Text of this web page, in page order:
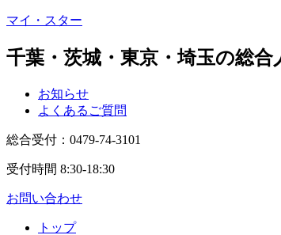
マイ・スター
千葉・茨城・東京・埼玉の総
お知らせ
よくあるご質問
総合受付： 0479-74-3101
受付時間 8:30-18:30
お問い合わせ
トップ